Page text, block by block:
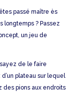
passé maître ès
longtemps ? Passez
un jeu de
de le faire
plateau sur lequel
des pions aux endroits